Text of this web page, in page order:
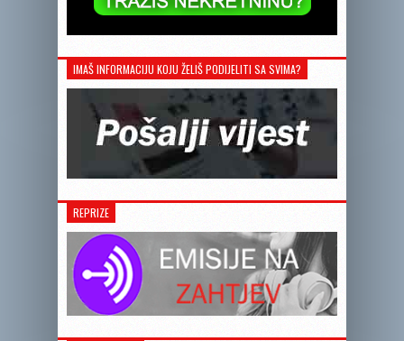
IMAŠ INFORMACIJU KOJU ŽELIŠ PODIJELITI SA SVIMA?
REPRIZE